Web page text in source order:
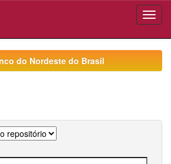
do Nordeste do Brasil